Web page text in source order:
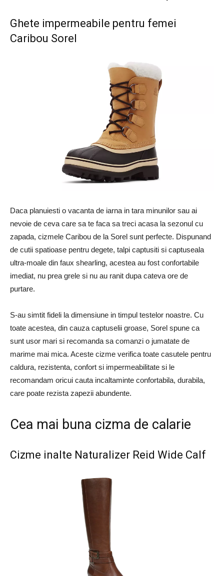
Ghete impermeabile pentru femei
Caribou Sorel
Daca planuiesti o vacanta de iarna in tara minunilor sau ai
nevoie de ceva care sa te faca sa treci acasa la sezonul cu
zapada, cizmele Caribou de la Sorel sunt perfecte. Dispunand
de cutii spatioase pentru degete, talpi captusiti si captuseala
ultra-moale din faux shearling, acestea au fost confortabile
imediat, nu prea grele si nu au ranit dupa cateva ore de
purtare.
S-au simtit fideli la dimensiune in timpul testelor noastre. Cu
toate acestea, din cauza captuselii groase, Sorel spune ca
sunt usor mari si recomanda sa comanzi o jumatate de
marime mai mica. Aceste cizme verifica toate casutele pentru
caldura, rezistenta, confort si impermeabilitate si le
recomandam oricui cauta incaltaminte confortabila, durabila,
care poate rezista zapezii abundente.
Cea mai buna cizma de calarie
Cizme inalte Naturalizer Reid Wide Calf